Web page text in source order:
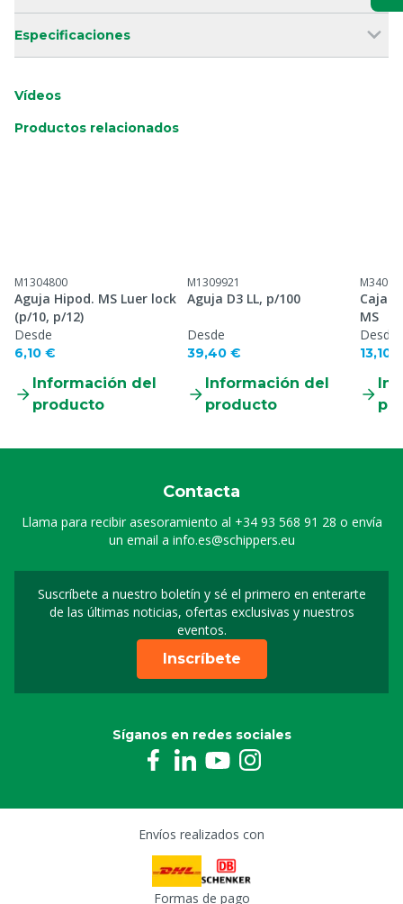
Especificaciones
Vídeos
Productos relacionados
M1304800
Aguja Hipod. MS Luer lock
(p/10, p/12)
Desde
6,10 €
Información del
producto
M1309921
Aguja D3 LL, p/100
Desde
39,40 €
Información del
producto
Caja
MS
Desde
13,10
Contacta
Llama para recibir asesoramiento al +34 93 568 91 28 o envía
un email a info.es@schippers.eu
Suscríbete a nuestro boletín y sé el primero en enterarte
de las últimas noticias, ofertas exclusivas y nuestros
eventos.
Suscripción a nuestro
Inscríbete
Síganos en redes sociales
Envíos realizados con
Formas de pago